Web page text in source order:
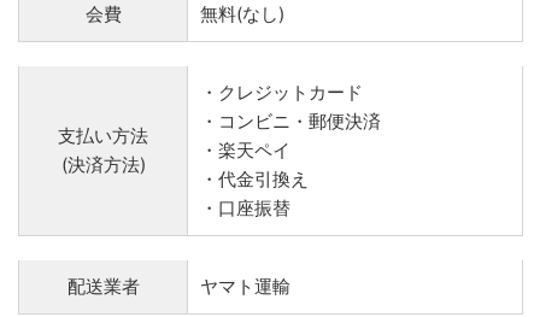
会費 無料(なし)
支払い方法
(決済方法)
・クレジットカード
・コンビニ・郵便決済
・楽天ペイ
・代金引換え
・口座振替
配送業者 ヤマト運輸